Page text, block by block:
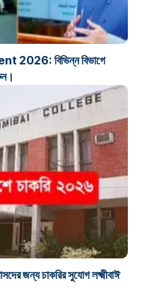
বিভিন্ন বিভাগে
জন্য চাকরির সুযোগ লক্ষ্মীবাঈ